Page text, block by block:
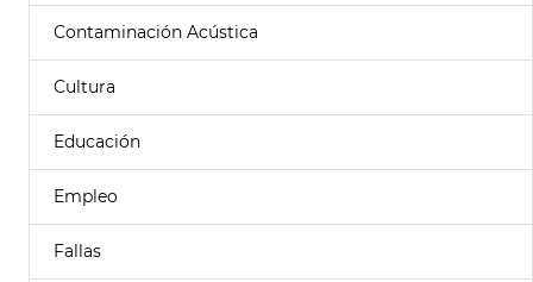
Contaminación Acústica
Cultura
Educación
Empleo
Fallas